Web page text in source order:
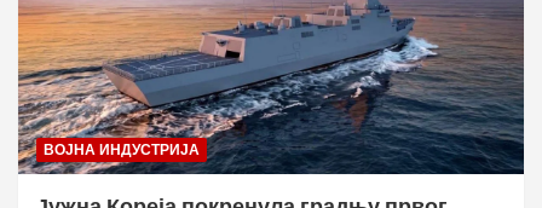
ВОЈНА ИНДУСТРИЈА